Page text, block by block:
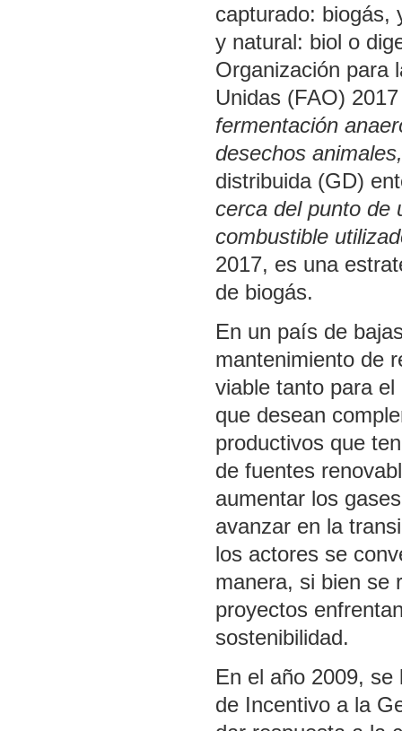
capturado: biogás,
y natural: biol o
Organización para
Unidas (FAO)
fermentación
desechos
distribuida (GD)
cerca del punto de
combustible
2017, es una
de biogás.
En un país de
mantenimiento de
viable tanto para
que desean
productivos que
de fuentes
aumentar los
avanzar en la
los actores se
manera, si bien se
proyectos
sostenibilidad.
En el año 2009,
de Incentivo a la